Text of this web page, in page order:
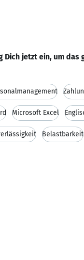
Dich jetzt ein, um das
Microsoft Excel
Belastbarkeit